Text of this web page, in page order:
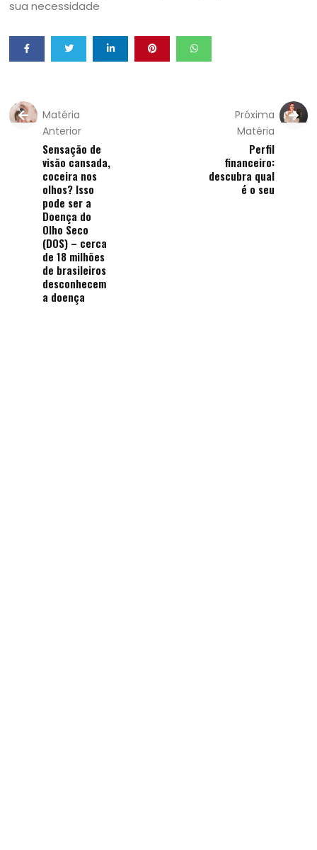
sua necessidade
Matéria
Anterior
Sensação de
visão cansada,
coceira nos
olhos? Isso
pode ser a
Doença do
Olho Seco
(DOS) – cerca
de 18 milhões
de brasileiros
desconhecem
a doença
Próxima
Matéria
Perfil
financeiro:
descubra qual
é o seu